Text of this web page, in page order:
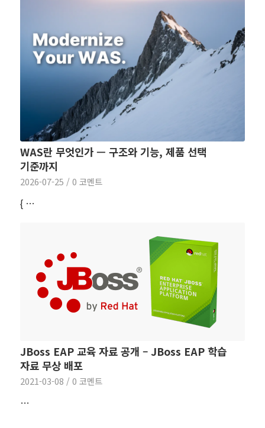
WAS란 무엇인가 — 구조와 기능, 제품 선택
기준까지
2026-07-25 / 0 코멘트
{ …
JBoss EAP 교육 자료 공개 – JBoss EAP 학습
자료 무상 배포
2021-03-08 / 0 코멘트
…